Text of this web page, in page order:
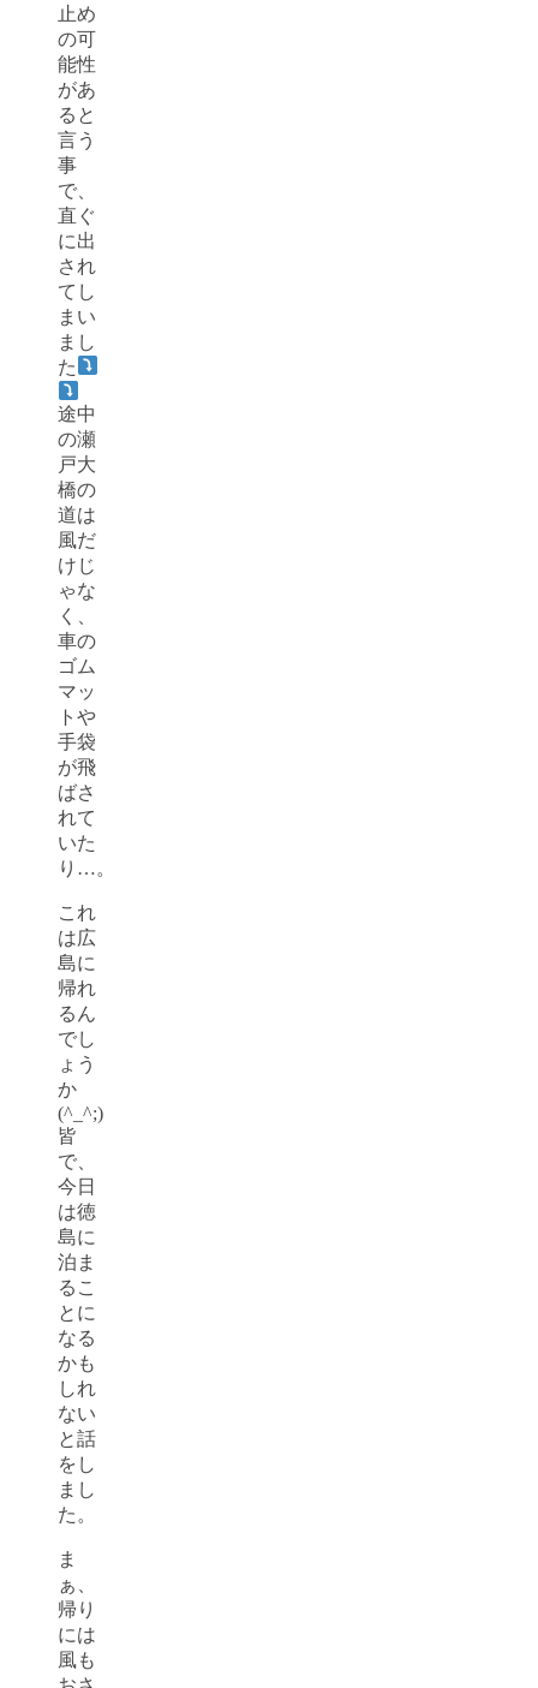
止め
の可
能性
があ
ると
言う
事
で、
直ぐ
に出
され
てし
まい
まし
た
途中
の瀬
戸大
橋の
道は
風だ
けじ
ゃな
く、
車の
ゴム
マッ
トや
手袋
が飛
ばさ
れて
いた
り…。
これ
は広
島に
帰れ
るん
でし
ょう
か
(^_^;)
皆
で、
今日
は徳
島に
泊ま
るこ
とに
なる
かも
しれ
ない
と話
をし
まし
た。
ま
ぁ、
帰り
には
風も